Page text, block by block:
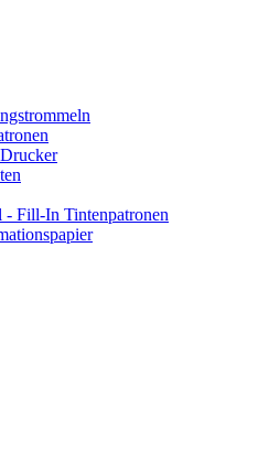
Fill-In Tintenpatronen